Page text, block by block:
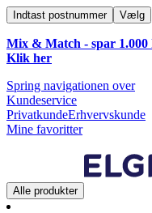
Indtast postnummer Vælg
Mix & Match - spar
Klik her
Spring navigationen over
Kundeservice
PrivatkundeErhvervskunde
Mine favoritter
Alle produkter